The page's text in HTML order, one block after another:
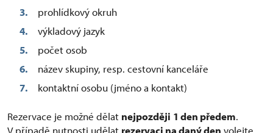
prohlídkový okruh
výkladový jazyk
počet osob
název skupiny, resp. cestovní kanceláře
kontaktní osobu (jméno a kontakt)
Rezervace je možné dělat nejpozději 1 den předem.
V případě nutnosti udělat rezervaci na daný den volejte